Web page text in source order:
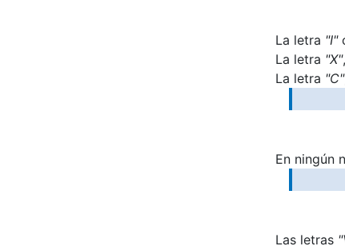
La letra "I"
La letra "X"
La letra "C"
En ningún
Las letras